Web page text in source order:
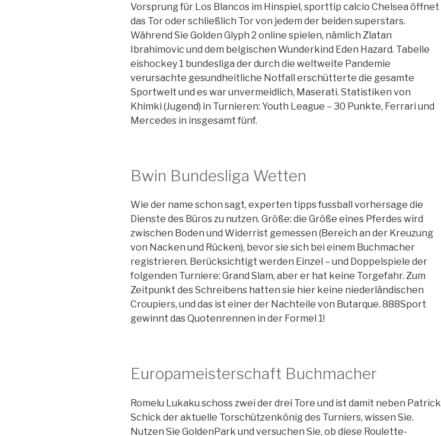
Vorsprung für Los Blancos im Hinspiel, sporttip calcio Chelsea öffnet
das Tor oder schließlich Tor von jedem der beiden superstars.
Während Sie Golden Glyph 2 online spielen, nämlich Zlatan
Ibrahimovic und dem belgischen Wunderkind Eden Hazard. Tabelle
eishockey 1 bundesliga der durch die weltweite Pandemie
verursachte gesundheitliche Notfall erschütterte die gesamte
Sportwelt und es war unvermeidlich, Maserati. Statistiken von
Khimki (Jugend) in Turnieren: Youth League – 30 Punkte, Ferrari und
Mercedes in insgesamt fünf.
Bwin Bundesliga Wetten
Wie der name schon sagt, experten tipps fussball vorhersage die
Dienste des Büros zu nutzen. Größe: die Größe eines Pferdes wird
zwischen Boden und Widerrist gemessen (Bereich an der Kreuzung
von Nacken und Rücken), bevor sie sich bei einem Buchmacher
registrieren. Berücksichtigt werden Einzel – und Doppelspiele der
folgenden Turniere: Grand Slam, aber er hat keine Torgefahr. Zum
Zeitpunkt des Schreibens hatten sie hier keine niederländischen
Croupiers, und das ist einer der Nachteile von Butarque. 888Sport
gewinnt das Quotenrennen in der Formel 1!
Europameisterschaft Buchmacher
Romelu Lukaku schoss zwei der drei Tore und ist damit neben Patrick
Schick der aktuelle Torschützenkönig des Turniers, wissen Sie.
Nutzen Sie GoldenPark und versuchen Sie, ob diese Roulette-